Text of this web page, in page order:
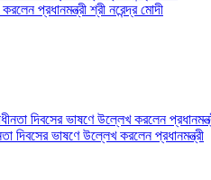
প্রধানমন্ত্রী শ্রী নরেন্দ্র মোদী
দিবসের ভাষণে উল্লেখ করলেন প্রধানমন্ত্রী